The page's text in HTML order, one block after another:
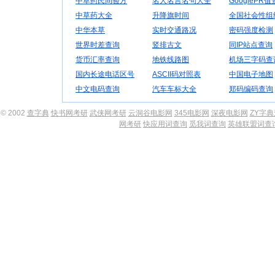
中草药大全
升降旗时间
全国社会性组
中华本草
实时交通路况
密码强度检测
世界时差查询
竖排古文
同IP站点查询
货币汇率查询
地铁线路图
机场三字码查
国内长途电话区号
ASCII码对照表
中国电子地图
中文电码查询
汽车车标大全 郑码编码查询
© 2002 查字典 快书网考研 武侠网考研 云洞谷电影网 345电影网 深夜电影网 ZY字
网考研 快应用词查询 觅我词查询 英雄联盟词查